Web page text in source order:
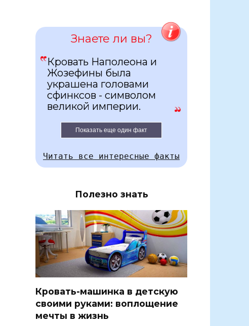
Знаете ли вы?
Кровать Наполеона и
Жозефины была
украшена головами
сфинксов - символом
великой империи.
Показать еще один факт
Читать все интересные факты
Полезно знать
Кровать-машинка в детскую
своими руками: воплощение
мечты в жизнь